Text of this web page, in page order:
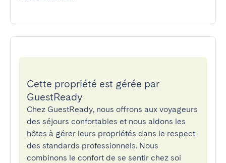
Cette propriété est gérée par
GuestReady
Chez GuestReady, nous offrons aux voyageurs
des séjours confortables et nous aidons les
hôtes à gérer leurs propriétés dans le respect
des standards professionnels. Nous
combinons le confort de se sentir chez soi